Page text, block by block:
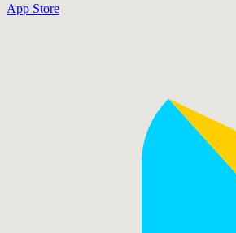
App Store